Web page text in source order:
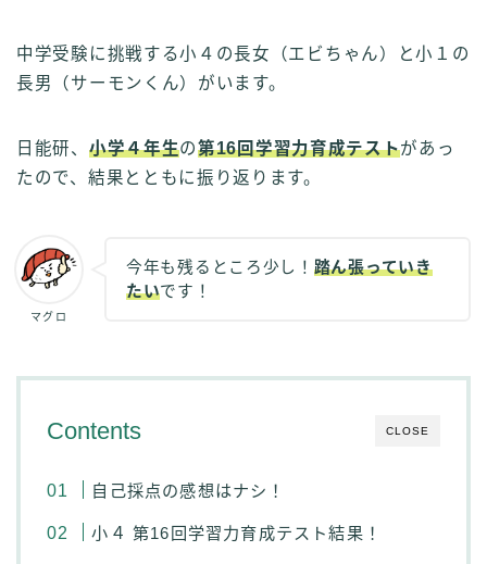
中学受験に挑戦する小４の長女（エビちゃん）と小１の
長男（サーモンくん）がいます。
日能研、 小学４年生の第16回学習力育成テストがあっ
たので、結果とともに振り返ります。
マグロ
今年も残るところ少し！ 踏ん張っていき
たいです！
CLOSE
Contents
自己採点の感想はナシ！
小４ 第16回学習力育成テスト結果！